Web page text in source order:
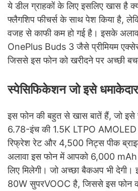
ये डील ग्राहकों के लिए इसलिए खास है
फ्लैगशिप फीचर्स के साथ पेश किया है,
वजह से काफी कम हो गई है। इसके
OnePlus Buds 3 जैसे प्रीमियम
जिससे इस फोन को खरीदने पर अच्छी
स्पेसिफिकेशन जो इसे धमाकेदार
इस फोन की बहुत से खास बातें हैं, जो
6.78-इंच की 1.5K LTPO AMOLED
रिफ्रेश रेट और 4,500 निट्स पीक
अलावा इस फोन में आपको 6,000 mAh
लिए मिलेगी। जो अच्छा बैकअप भी देगी।
80W सुपरVOOC है, जिससे इस फोन